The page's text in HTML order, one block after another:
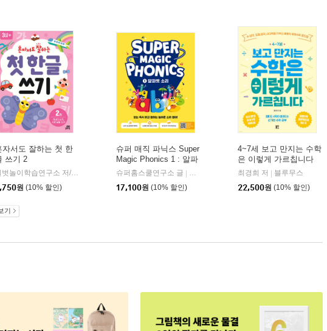
자서도 잘하는 첫 한
쓰기 2
길벗놀이학습연구소 저/김희정 그림
길벗스쿨
원 (10% 할인)
슈퍼 매직 파닉스 Super
Magic Phonics 1 : 알파
벳 소리
슈퍼홈스쿨연구소 글
길벗스쿨
17,100원 (10% 할인)
4~7세 보고 만지는 수학
은 이렇게 가르칩니다
최경희 저
블루무스
22,500원 (10% 할인)
기